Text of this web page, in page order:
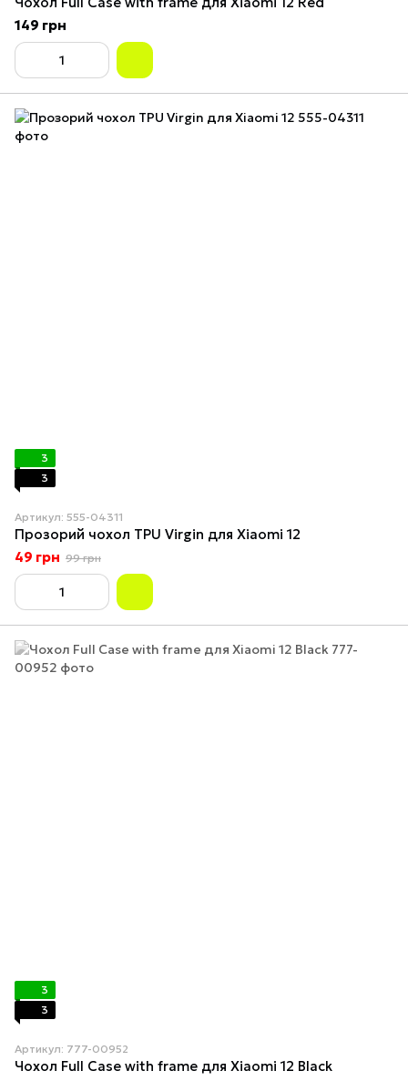
149 грн
3
3
Артикул: 555-04311
Прозорий чохол TPU Virgin для Xiaomi 12
49 грн 99 грн
3
3
Артикул: 777-00952
Чохол Full Case with frame для Xiaomi 12 Black